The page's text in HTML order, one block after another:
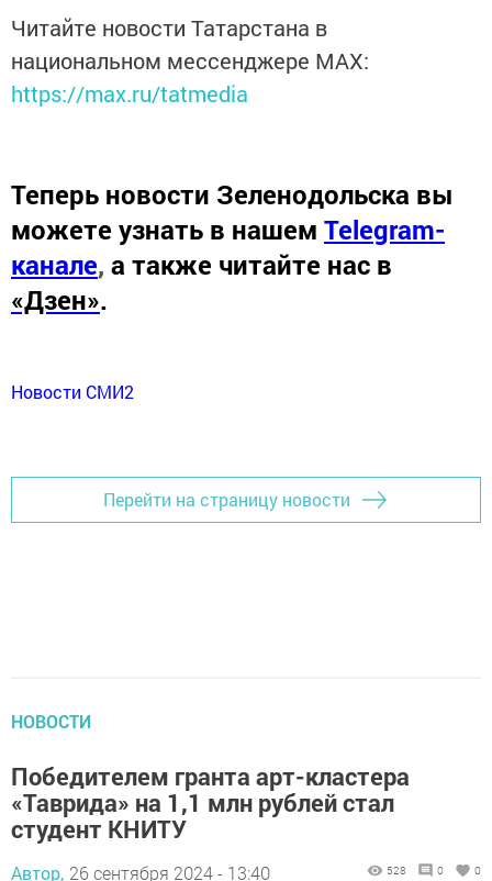
Читайте новости Татарстана в
национальном мессенджере MАХ:
https://max.ru/tatmedia
Теперь новости Зеленодольска вы
можете узнать в нашем Telegram-
канале, а также читайте нас в
«Дзен».
Новости СМИ2
Перейти на страницу новости
НОВОСТИ
Победителем гранта арт-кластера
«Таврида» на 1,1 млн рублей стал
студент КНИТУ
Автор, 26 сентября 2024 - 13:40 528 0 0